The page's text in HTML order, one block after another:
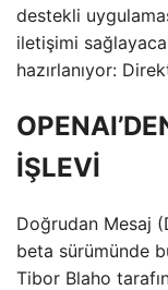
destekli
iletişimi
hazırlanıyor:
İŞLEVİ
Doğrudan Mesaj
beta sürümünde
Tibor Blaho